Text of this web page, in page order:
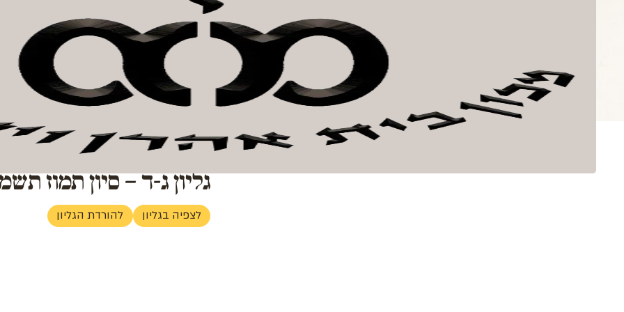
קובץ בית אהרן וישראל חנות קהילה אודות המכון
גליון ג-ד – סיון תמוז
לצפיה בגליון להורדת הגליון